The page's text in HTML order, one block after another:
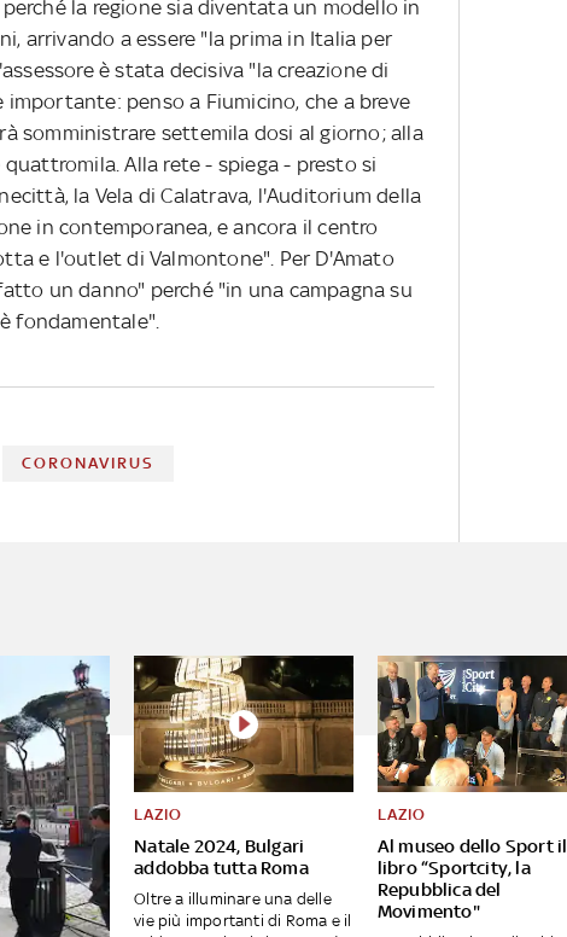
la regione sia diventata un modello in
arrivando a essere "la prima in Italia per
è stata decisiva "la creazione di
penso a Fiumicino, che a breve
somministrare settemila dosi al giorno; alla
Alla rete - spiega - presto si
la Vela di Calatrava, l'Auditorium della
in contemporanea, e ancora il centro
e l'outlet di Valmontone". Per D'Amato
un danno" perché "in una campagna su
fondamentale".
CORONAVIRUS
Natale 2024, Bulgari
addobba tutta Roma
LAZIO
Oltre a illuminare una delle
vie più importanti di Roma e il
Al museo dello Sport il
libro “Sportcity, la
Repubblica del
Movimento"
LAZIO